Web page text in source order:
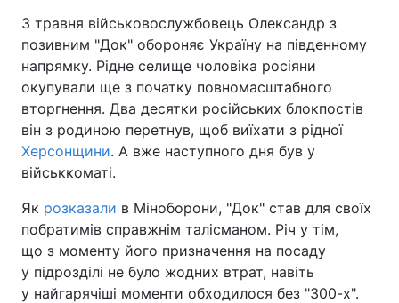
З травня військовослужбовець Олександр з
позивним "Док" обороняє Україну на південному
напрямку. Рідне селище чоловіка росіяни
окупували ще з початку повномасштабного
вторгнення. Два десятки російських блокпостів
він з родиною перетнув, щоб виїхати з рідної
Херсонщини. А вже наступного дня був у
військкоматі.
Як розказали в Міноборони, "Док" став для своїх
побратимів справжнім талісманом. Річ у тім,
що з моменту його призначення на посаду
у підрозділі не було жодних втрат, навіть
у найгарячіші моменти обходилося без "300-х".